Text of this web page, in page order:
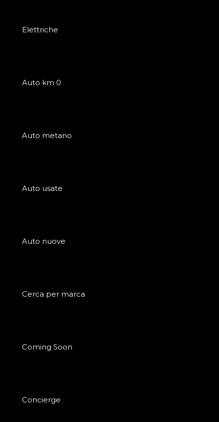
Elettriche
Auto km 0
Auto metano
Auto usate
Auto nuove
Cerca per marca
Coming Soon
Concierge